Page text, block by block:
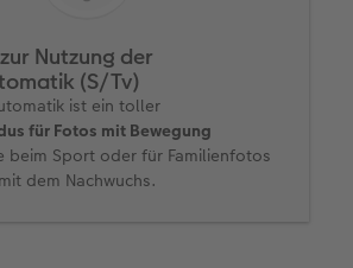
Nutzung der
(S/Tv)
ist ein toller
für Fotos mit Bewegung
beim Sport oder für Familienfotos
dem Nachwuchs.